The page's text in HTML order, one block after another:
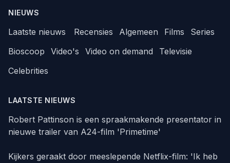
NIEUWS
Laatste nieuws Recensies Algemeen Films
Series
Bioscoop
Video's Video on demand
Televisie
Celebrities
LAATSTE NIEUWS
Robert Pattinson is een spraakmakende presentator in
nieuwe trailer van A24-film 'Primetime'
Kijkers geraakt door meeslepende Netflix-film: 'Ik heb